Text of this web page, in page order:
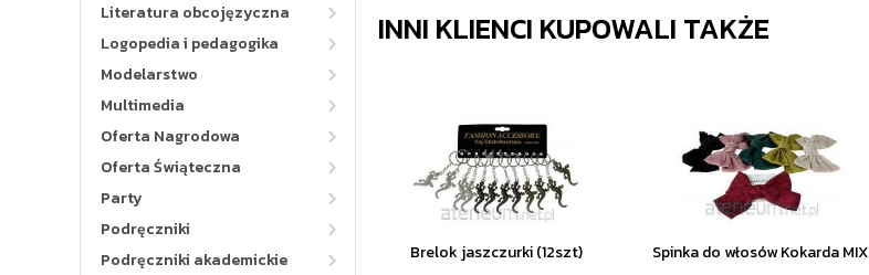
Literatura obcojęzyczna
Logopedia i pedagogika
Modelarstwo
Multimedia
Oferta Nagrodowa
Oferta Świąteczna
Party
Podręczniki
Podręczniki akademickie
INNI KLIENCI KUPOWALI TAKŻE
Brelok jaszczurki (12szt) Spinka do włosów Kokarda MIX